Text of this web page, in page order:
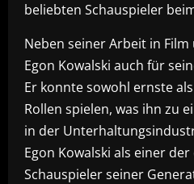
beliebten Schauspieler
Neben seiner Arbeit in
Egon Kowalski auch für
Er konnte sowohl ernste
Rollen spielen, was ihn zu
in der
Egon Kowalski als einer
Schauspieler seiner